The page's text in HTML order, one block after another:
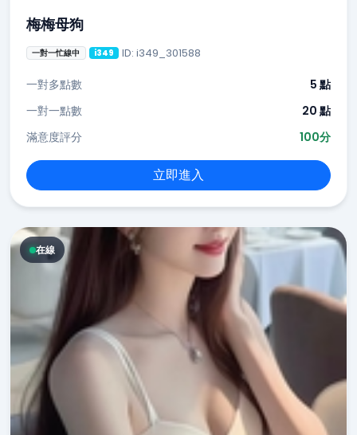
梅梅母狗
一對一忙線中 i349 ID: i349_301588
一對多點數
5 點
一對一點數
20 點
滿意度評分
100分
立即進入
在線